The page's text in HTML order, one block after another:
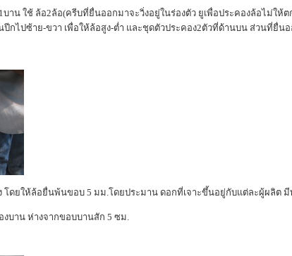
าน ใช้ ล้อ2ล้อ(ครีบที่ยื่นออกมาจะวิ่งอยู่ในร่องตัว ยูเพื่อประคองล้อไม่ใ
กไปซ้าย-ขวา เพื่อให้ล้อสูง-ต่ำ และชุดตัวประคอง2ตัวที่ด้านบน ส่วนที่ยื่น
โดยให้ล้อยื่นพ้นขอบ 5 มม.โดยประมาน ดอกที่เจาะขึ้นอยู่กับแต่ละผู้ผลิต มี
งบาน ห่างจากขอบบานสัก 5 ซม.